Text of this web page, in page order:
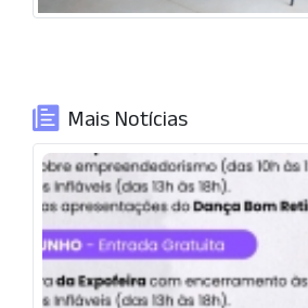
Mais Notícias